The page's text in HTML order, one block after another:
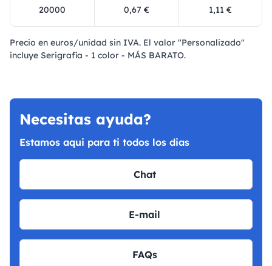
20000 0,67 € 1,11 €
Precio en euros/unidad sin IVA. El valor "Personalizado"
incluye Serigrafía - 1 color - MÁS BARATO.
Necesitas ayuda?
Estamos aqui para ti todos los dias
Chat
E-mail
FAQs